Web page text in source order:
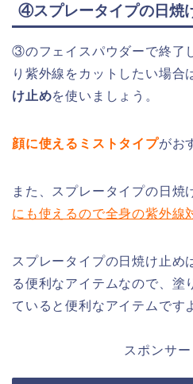
④スプレータイプの日焼
③のフェイスパウダーで終了
り紫外線をカットしたい場合
け止めを使いましょう。
顔に使えるミストタイプがお
また、スプレータイプの日焼
にも使えるので全身の紫外線
スプレータイプの日焼け止め
る便利なアイテムなので、塗
ていると便利なアイテムです
スポンサー